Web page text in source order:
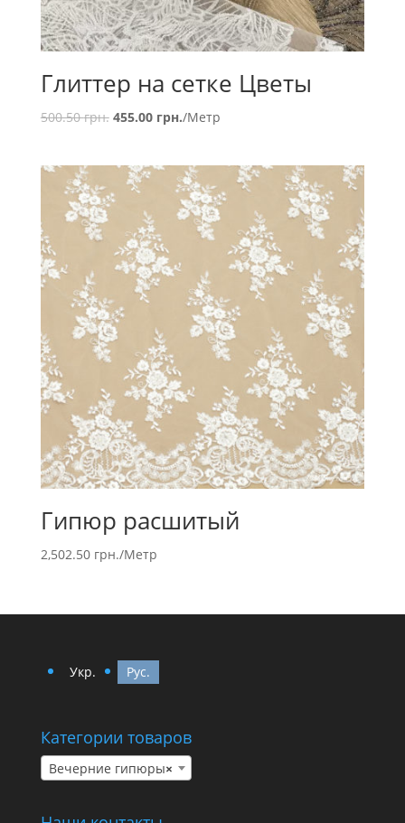
Глиттер на сетке Цветы
500.50грн. 455.00 грн./Метр
Гипюр расшитый
2,502.50 грн./Метр
Укр. Рус.
Категории товаров
×
Вечерние гипюры